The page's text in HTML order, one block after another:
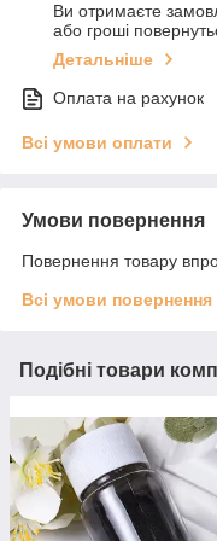
Ви отримаєте
або гроші
Детальніше
Оплата на рахунок
Всі умови оплати
Умови повернення
Повернення товару
Всі умови повернення
Подібні товари